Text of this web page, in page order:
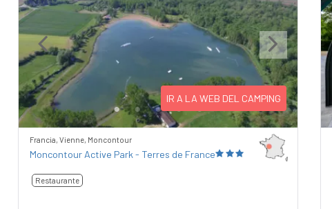
Previous Next
IR A LA WEB DEL CAMPING
Francia, Vienne, Moncontour
Moncontour Active Park - Terres de France
Restaurante